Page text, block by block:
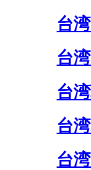
台
台
台
台
台